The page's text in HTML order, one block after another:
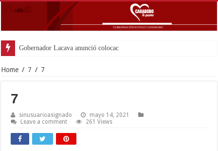
Gobernador Lacava anunció colocación de más de m
Home / 7 / 7
7
sinusuarioasignado
mayo 14, 2021
Leave a comment
261 Views